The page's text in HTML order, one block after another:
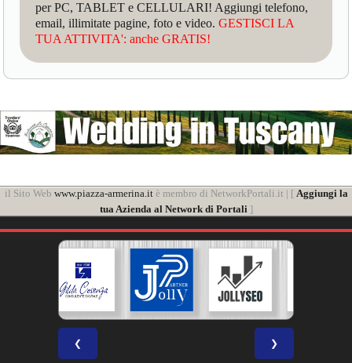
per PC, TABLET e CELLULARI! Aggiungi telefono,
email, illimitate pagine, foto e video.GESTISCI LA
TUA ATTIVITA': anche GRATIS!
il Sito Web www.piazza-armerina.itè membro di NetworkPortali.it | [ Aggiungi la
tua Azienda al Network di Portali ]
❮ ❯